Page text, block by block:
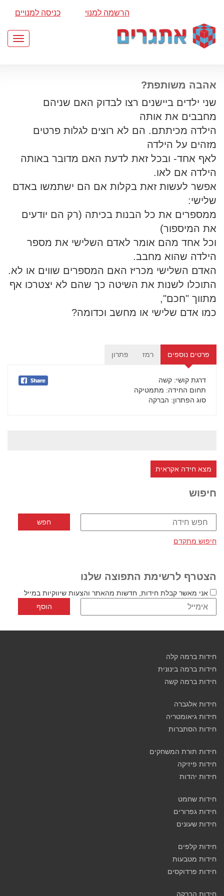
הרשמה למנוי כניסה למנויים
אהבה משותפת?
שני ילדים ביישנים רצו לבדוק האם שניהם
מחבבים את אותה
הילדה מכיתתם. הם לא רוצים לגלות פרטים
מזהים על הילדה
לאף אחד- ובכל זאת לדעת האם מדובר באותה
הילדה אם לאו.
אפשר לעשות זאת בקלות אם הם ישתמשו באדם
שלישי:
ממספרים את כל הבנות בכיתה (רק הם יודעים
את המיספור)
וכל אחד מהם אומר לאדם השלישי את מספר
הילדה שהוא מחבב.
האדם השלישי מכריז האם המספרים שווים או לא.
התוכלו לשנות את השיטה כך שהם לא יצטרכו אף
מתווך "חכם",
כמו אדם שלישי או מחשב וכדומה?
פרטים נוספים רמז פתרון
דרגת קושי: קשה
תחום החידה: מתמטיקה
סוג הפתרון: הברקה
מצא חידה אקראית
חיפוש
חיפוש מתקדם
הצטרף לרשימת התפוצה שלנו
אני מאשר קבלת חידות, חדשות מהאתר והצעות שיווקיות במייל
חידות ברמה קלה
חידות ברמה בינונית
חידות ברמה קשה
חידות אלגברה
חידות גיאומטריה
חידות הסתברות
חידות תורת המשחקים
חידות פיזיקה
חידות יהדות
חידות שחמט
חידות גפרורים
חידות שעונים
חידות קלפים
חידות מטבעות
חידות פרדוקסים
חידות הברקה